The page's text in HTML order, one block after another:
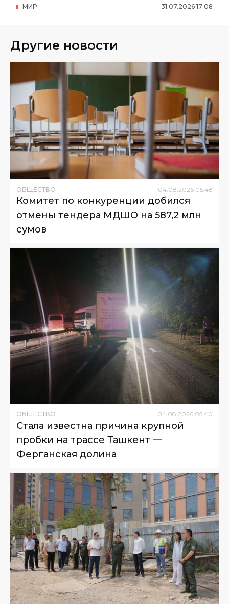
31.07.2026 17:08
МИР
Другие новости
ОБЩЕСТВО 04 08 2026 05:48
Комитет по конкуренции добился
отмены тендера МДШО на 587,2 млн
сумов
ОБЩЕСТВО 04 08 2026 05:40
Стала известна причина крупной
пробки на трассе Ташкент —
Ферганская долина